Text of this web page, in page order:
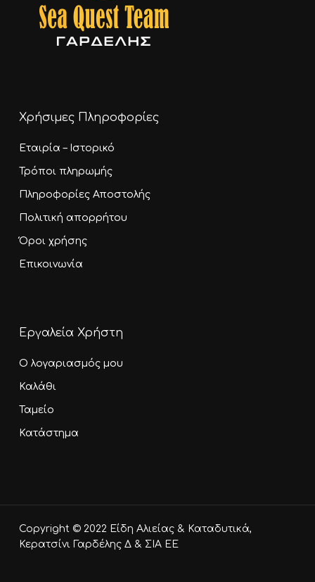
Υποσύνολο: 0,00€
Καλάθι
Χρήσιμες Πληροφορίες
Εταιρία – Ιστορικό
Τρόποι πληρωμής
Πληροφορίες Αποστολής
Πολιτική απορρήτου
Όροι χρήσης
Επικοινωνία
Εργαλεία Χρήστη
Ο λογαριασμός μου
Καλάθι
Ταμείο
Κατάστημα
Copyright © 2022 Είδη Αλιείας & Καταδυτικά,
Κερατσίνι Γαρδέλης Δ & ΣΙΑ ΕΕ